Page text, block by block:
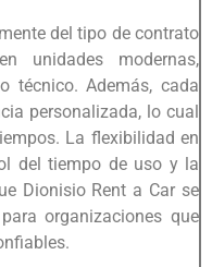
del tipo de contrato
unidades modernas,
técnico. Además, cada
personalizada, lo cual
La flexibilidad en
del tiempo de uso y la
Dionisio Rent a Car se
organizaciones que